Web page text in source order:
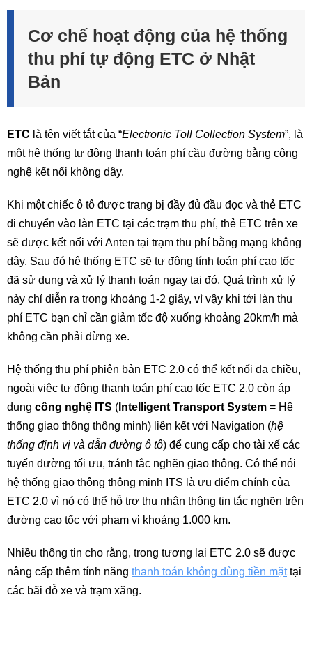
Cơ chế hoạt động của hệ thống
thu phí tự động ETC ở Nhật
Bản
ETC là tên viết tắt của “Electronic Toll Collection System”, là
một hệ thống tự động thanh toán phí cầu đường bằng công
nghệ kết nối không dây.
Khi một chiếc ô tô được trang bị đầy đủ đầu đọc và thẻ ETC
di chuyển vào làn ETC tại các trạm thu phí, thẻ ETC trên xe
sẽ được kết nối với Anten tại trạm thu phí bằng mạng không
dây. Sau đó hệ thống ETC sẽ tự động tính toán phí cao tốc
đã sử dụng và xử lý thanh toán ngay tại đó. Quá trình xử lý
này chỉ diễn ra trong khoảng 1-2 giây, vì vậy khi tới làn thu
phí ETC bạn chỉ cần giảm tốc độ xuống khoảng 20km/h mà
không cần phải dừng xe.
Hệ thống thu phí phiên bản ETC 2.0 có thể kết nối đa chiều,
ngoài việc tự động thanh toán phí cao tốc ETC 2.0 còn áp
dụng công nghệ ITS ( Intelligent Transport System = Hệ
thống giao thông thông minh) liên kết với Navigation (hệ
thống định vị và dẫn đường ô tô) để cung cấp cho tài xế các
tuyến đường tối ưu, tránh tắc nghẽn giao thông. Có thể nói
hệ thống giao thông thông minh ITS là ưu điểm chính của
ETC 2.0 vì nó có thể hỗ trợ thu nhận thông tin tắc nghẽn trên
đường cao tốc với phạm vi khoảng 1.000 km.
Nhiều thông tin cho rằng, trong tương lai ETC 2.0 sẽ được
nâng cấp thêm tính năng thanh toán không dùng tiền mặttại
các bãi đỗ xe và trạm xăng.